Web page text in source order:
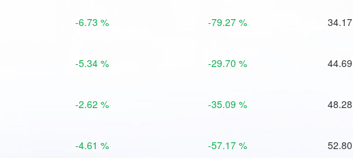
-6.73 % -79.27 % 34.17
-5.34 % -29.70 % 44.69
-2.62 % -35.09 % 48.28
-4.61 % -57.17 % 52.80